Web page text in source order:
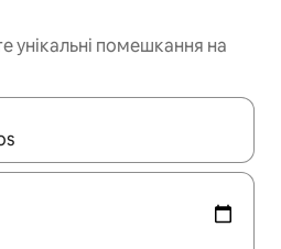
унікальні помешкання на
використовуйте для